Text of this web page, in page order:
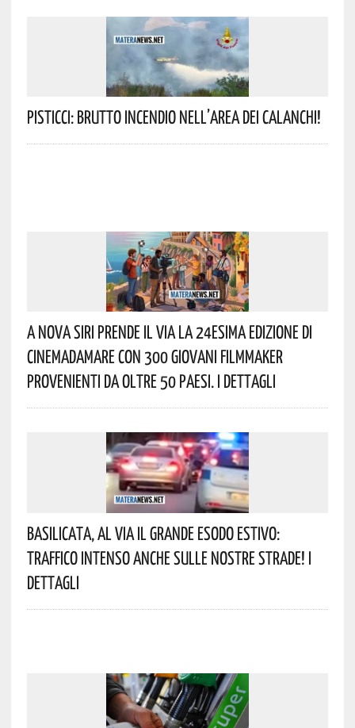
Pisticci: Brutto Incendio Nell’area Dei Calanchi!
A Nova Siri Prende Il Via La 24esima Edizione Di
Cinemadamare Con 300 Giovani Filmmaker
Provenienti Da Oltre 50 Paesi. I Dettagli
Basilicata, Al Via Il Grande Esodo Estivo:
Traffico Intenso Anche Sulle Nostre Strade! I
Dettagli